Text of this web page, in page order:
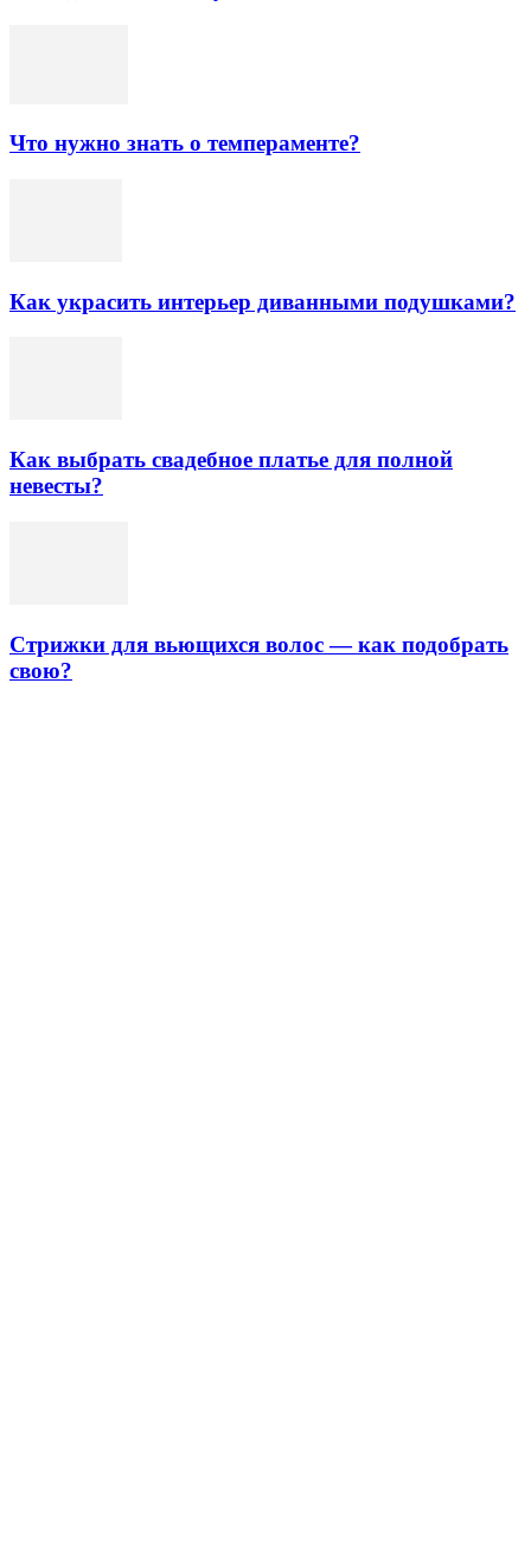
Что нужно знать о темпераменте?
Как украсить интерьер диванными подушками?
Как выбрать свадебное платье для полной
невесты?
Стрижки для вьющихся волос — как подобрать
свою?